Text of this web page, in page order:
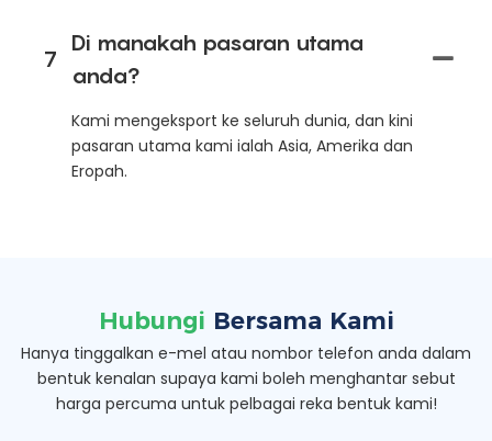
7
Di manakah pasaran utama
anda?
Kami mengeksport ke seluruh dunia, dan kini
pasaran utama kami ialah Asia, Amerika dan
Eropah.
Hubungi Bersama Kami
Hanya tinggalkan e-mel atau nombor telefon anda dalam
bentuk kenalan supaya kami boleh menghantar sebut
harga percuma untuk pelbagai reka bentuk kami!